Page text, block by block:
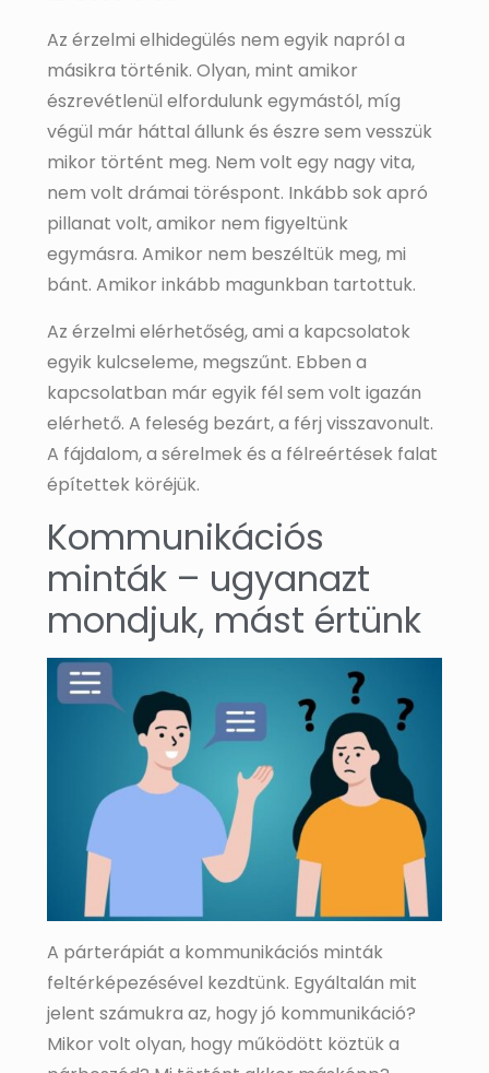
Az érzelmi elhidegülés nem egyik napról a
másikra történik. Olyan, mint amikor
észrevétlenül elfordulunk egymástól, míg
végül már háttal állunk és észre sem vesszük
mikor történt meg. Nem volt egy nagy vita,
nem volt drámai töréspont. Inkább sok apró
pillanat volt, amikor nem figyeltünk
egymásra. Amikor nem beszéltük meg, mi
bánt. Amikor inkább magunkban tartottuk.
Az érzelmi elérhetőség, ami a kapcsolatok
egyik kulcseleme, megszűnt. Ebben a
kapcsolatban már egyik fél sem volt igazán
elérhető. A feleség bezárt, a férj visszavonult.
A fájdalom, a sérelmek és a félreértések falat
építettek köréjük.
Kommunikációs
minták – ugyanazt
mondjuk, mást értünk
A párterápiát a kommunikációs minták
feltérképezésével kezdtünk. Egyáltalán mit
jelent számukra az, hogy jó kommunikáció?
Mikor volt olyan, hogy működött köztük a